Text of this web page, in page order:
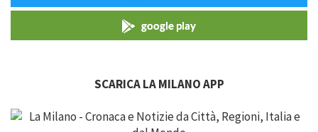
google play
SCARICA LA MILANO APP